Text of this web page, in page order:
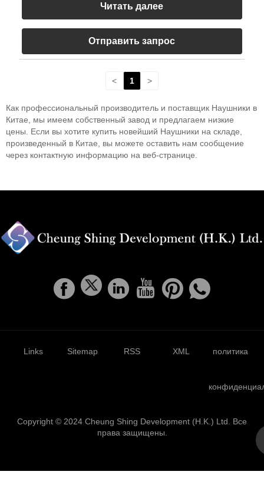
Читать далее
Отправить запрос
< 1 >
Как профессиональный производитель и поставщик Наушники в
Китае, мы имеем собственный завод и предлагаем низкие
цены. Если вы хотите купить новейший Наушники на складе,
произведенный в Китае, вы можете оставить нам сообщение
через контактную информацию на веб-странице.
Links Sitemap RSS XML политика
Copyright © 2024 Cheung Shing Development (H.K.) Ltd. Все
права защищены.